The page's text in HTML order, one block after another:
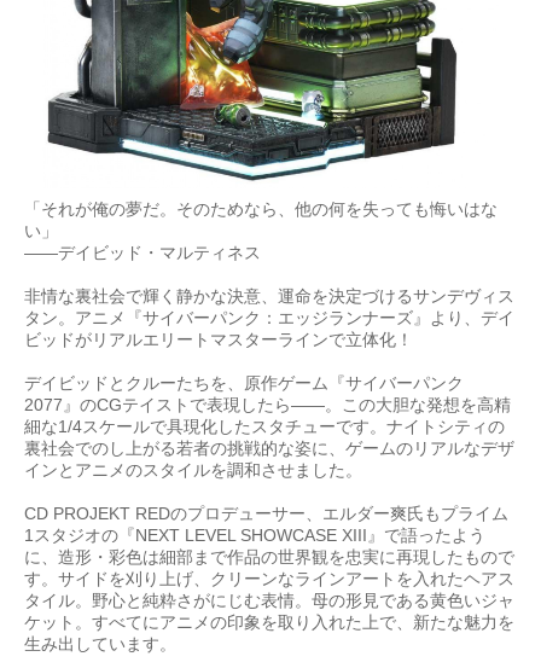
「それが俺の夢だ。そのためなら、他の何を失っても悔いはな
い」
——デイビッド・マルティネス
非情な裏社会で輝く静かな決意、運命を決定づけるサンデヴィス
タン。アニメ『サイバーパンク：エッジランナーズ』より、デイ
ビッドがリアルエリートマスターラインで立体化！
デイビッドとクルーたちを、原作ゲーム『サイバーパンク
2077』のCGテイストで表現したら——。この大胆な発想を高精
細な1/4スケールで具現化したスタチューです。ナイトシティの
裏社会でのし上がる若者の挑戦的な姿に、ゲームのリアルなデザ
インとアニメのスタイルを調和させました。
CD PROJEKT REDのプロデューサー、エルダー爽氏もプライム
1スタジオの『NEXT LEVEL SHOWCASE XIII』で語ったよう
に、造形・彩色は細部まで作品の世界観を忠実に再現したもので
す。サイドを刈り上げ、クリーンなラインアートを入れたヘアス
タイル。野心と純粋さがにじむ表情。母の形見である黄色いジャ
ケット。すべてにアニメの印象を取り入れた上で、新たな魅力を
生み出しています。